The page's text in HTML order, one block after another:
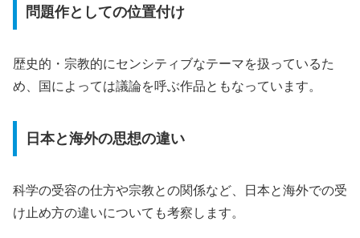
問題作としての位置付け
歴史的・宗教的にセンシティブなテーマを扱っているた
め、国によっては議論を呼ぶ作品ともなっています。
日本と海外の思想の違い
科学の受容の仕方や宗教との関係など、日本と海外での受
け止め方の違いについても考察します。